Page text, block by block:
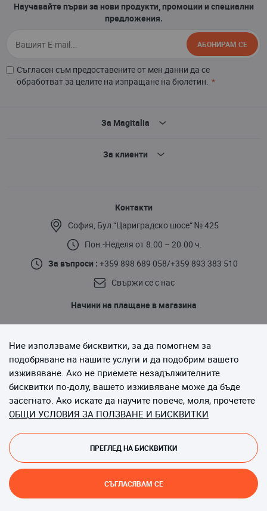
Научавайте първи за нови продукти, промоции и специални
предложения.
Съгласен съм предоставените от мен данни да се
обработват за целите на изпращане на бюлетин.
АБОНИРАМ СЕ
За Magitalia
За клиенти
Контакти
София, Бул.“Цариградско шосе“ № 425
Пон.-Неделя от 8.00 – 20.00 ч.
За въпроси : +359 898 689 058/+359 893 383 510
Свържи се с нас
Начини на плащане в магазина
Copyright © 2013-до момента Magento, Inc. Всички права
Онлайн магазин от
Ние използваме бисквитки, за да помогнем за
подобряване на нашите услуги и да подобрим вашето
изживяване. Ако не приемете незадължителните
бисквитки по-долу, вашето изживяване може да бъде
засегнато. Ако искате да научите повече, моля, прочетете
ОБЩИ УСЛОВИЯ ЗА ПОЛЗВАНЕ И БИСКВИТКИ
СЪГЛАСЯВАМ СЕ
ПРЕГЛЕД НА БИСКВИТКИ